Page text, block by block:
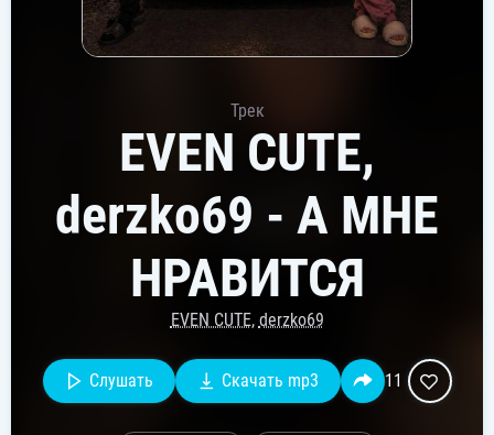
Трек
EVEN CUTE,
derzko69 - А МНЕ
НРАВИТСЯ
EVEN CUTE, derzko69
Слушать Скачать mp3 11